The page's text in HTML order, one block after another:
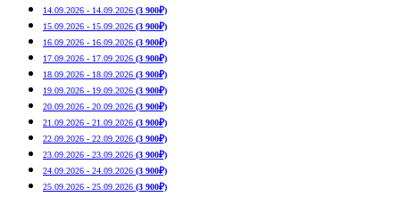
14.09.2026 - 14.09.2026 (3 900₽)
15.09.2026 - 15.09.2026 (3 900₽)
16.09.2026 - 16.09.2026 (3 900₽)
17.09.2026 - 17.09.2026 (3 900₽)
18.09.2026 - 18.09.2026 (3 900₽)
19.09.2026 - 19.09.2026 (3 900₽)
20.09.2026 - 20.09.2026 (3 900₽)
21.09.2026 - 21.09.2026 (3 900₽)
22.09.2026 - 22.09.2026 (3 900₽)
23.09.2026 - 23.09.2026 (3 900₽)
24.09.2026 - 24.09.2026 (3 900₽)
25.09.2026 - 25.09.2026 (3 900₽)